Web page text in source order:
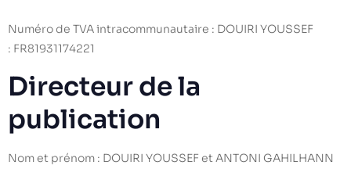
Numéro de TVA intracommunautaire : DOUIRI YOUSSEF
: FR81931174221
Directeur de la
publication
Nom et prénom : DOUIRI YOUSSEF et ANTONI GAHILHANN